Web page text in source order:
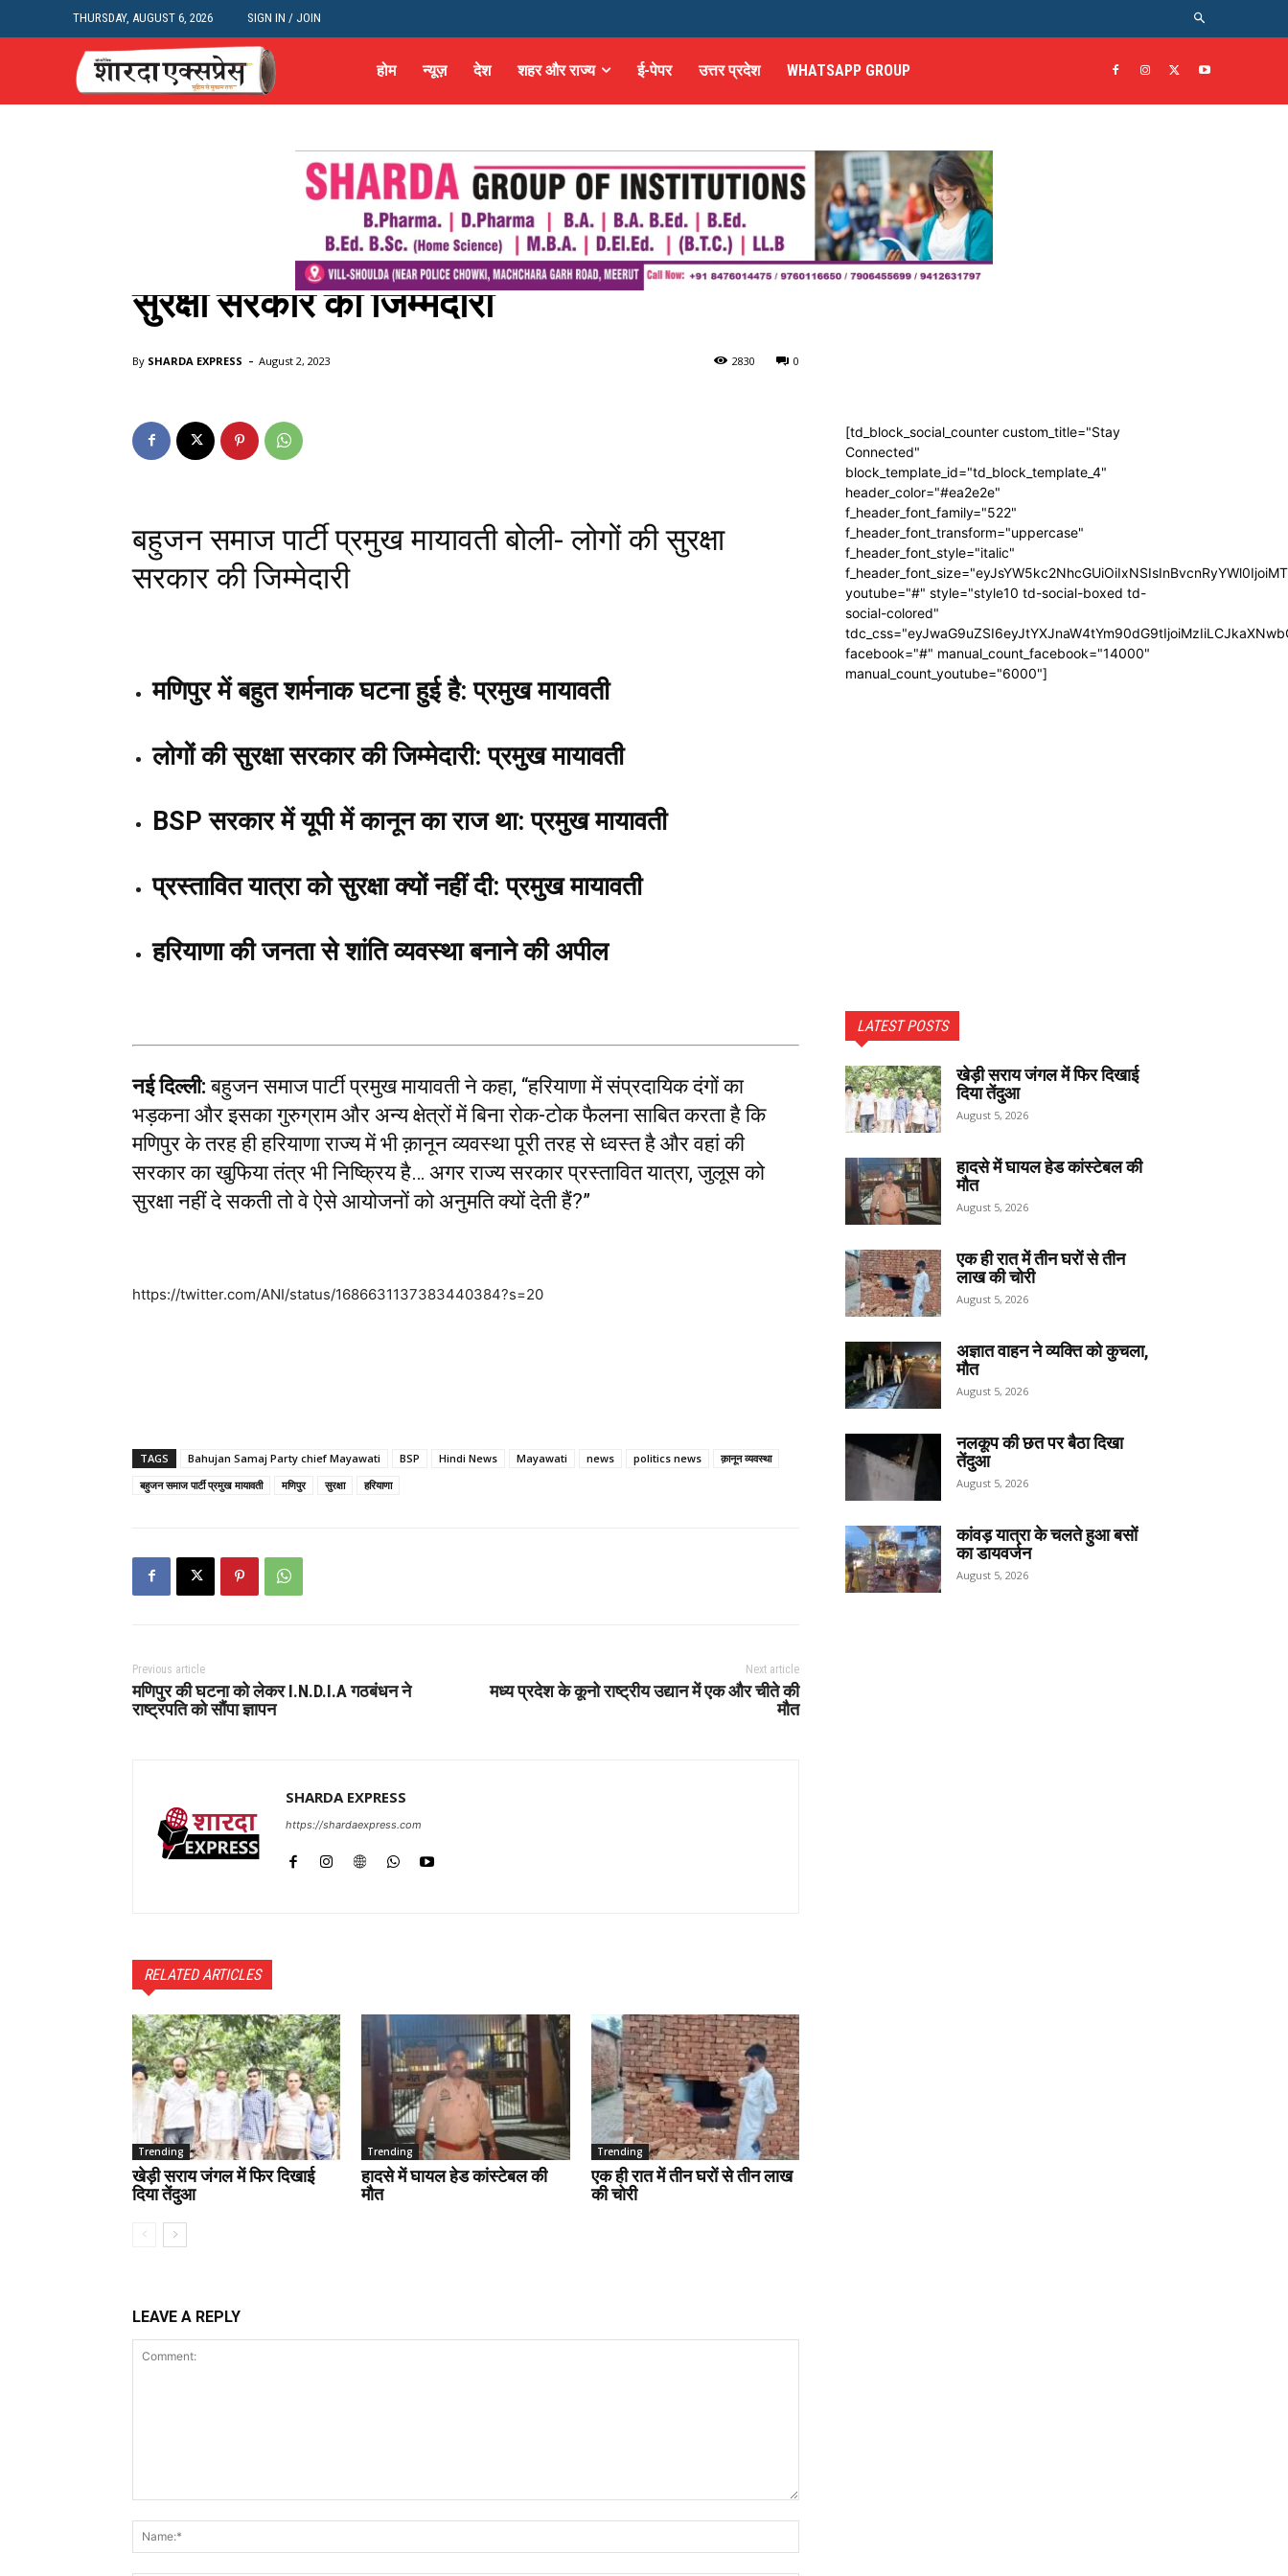
THURSDAY, AUGUST 6, 2026 SIGN IN / JOIN
होम न्यूज़ देश शहर और राज्य ई-पेपर उत्तर प्रदेश WHATSAPP GROUP
बहुजन समाज पार्टी प्रमुख मायावती बोली- लोगों की
सुरक्षा सरकार की जिम्मेदारी
By SHARDA EXPRESS - August 2, 2023 0
2830
बहुजन समाज पार्टी प्रमुख मायावती बोली- लोगों की सुरक्षा
सरकार की जिम्मेदारी
मणिपुर में बहुत शर्मनाक घटना हुई है: प्रमुख मायावती
लोगों की सुरक्षा सरकार की जिम्मेदारी: प्रमुख मायावती
BSP सरकार में यूपी में कानून का राज था: प्रमुख मायावती
प्रस्तावित यात्रा को सुरक्षा क्यों नहीं दी: प्रमुख मायावती
हरियाणा की जनता से शांति व्यवस्था बनाने की अपील
नई दिल्ली: बहुजन समाज पार्टी प्रमुख मायावती ने कहा, “हरियाणा में संप्रदायिक दंगों का
भड़कना और इसका गुरुग्राम और अन्य क्षेत्रों में बिना रोक-टोक फैलना साबित करता है कि
मणिपुर के तरह ही हरियाणा राज्य में भी क़ानून व्यवस्था पूरी तरह से ध्वस्त है और वहां की
सरकार का खुफिया तंत्र भी निष्क्रिय है… अगर राज्य सरकार प्रस्तावित यात्रा, जुलूस को
सुरक्षा नहीं दे सकती तो वे ऐसे आयोजनों को अनुमति क्यों देती हैं?”
https://twitter.com/ANI/status/1686631137383440384?s=20
TAGS Bahujan Samaj Party chief Mayawati BSP Hindi News Mayawati news politics news
क़ानून व्यवस्था
बहुजन समाज पार्टी प्रमुख मायावती
मणिपुर सुरक्षा हरियाणा
Previous article
मणिपुर की घटना को लेकर I.N.D.I.A गठबंधन ने
राष्ट्रपति को सौंपा ज्ञापन
Next article
मध्य प्रदेश के कूनो राष्ट्रीय उद्यान में एक और चीते की
मौत
SHARDA EXPRESS
https://shardaexpress.com
RELATED ARTICLES
Trending
खेड़ी सराय जंगल में फिर दिखाई
दिया तेंदुआ
Trending
हादसे में घायल हेड कांस्टेबल की
मौत
Trending
एक ही रात में तीन घरों से तीन लाख
की चोरी
LEAVE A REPLY
[td_block_social_counter custom_title="Stay
Connected"
block_template_id="td_block_template_4"
header_color="#ea2e2e"
f_header_font_family="522"
f_header_font_transform="uppercase"
f_header_font_style="italic"
youtube="#" style="style10 td-social-boxed td-
social-colored"
facebook="#" manual_count_facebook="14000"
manual_count_youtube="6000"]
LATEST POSTS
खेड़ी सराय जंगल में फिर दिखाई
दिया तेंदुआ
August 5, 2026
हादसे में घायल हेड कांस्टेबल की
मौत
August 5, 2026
एक ही रात में तीन घरों से तीन
लाख की चोरी
August 5, 2026
अज्ञात वाहन ने व्यक्ति को कुचला,
मौत
August 5, 2026
नलकूप की छत पर बैठा दिखा
तेंदुआ
August 5, 2026
कांवड़ यात्रा के चलते हुआ बसों
का डायवर्जन
August 5, 2026